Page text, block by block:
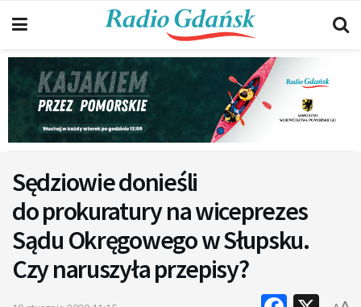
Sędziowie donieśli
do prokuratury na wiceprezes
Sądu Okręgowego w Słupsku.
Czy naruszyła przepisy?